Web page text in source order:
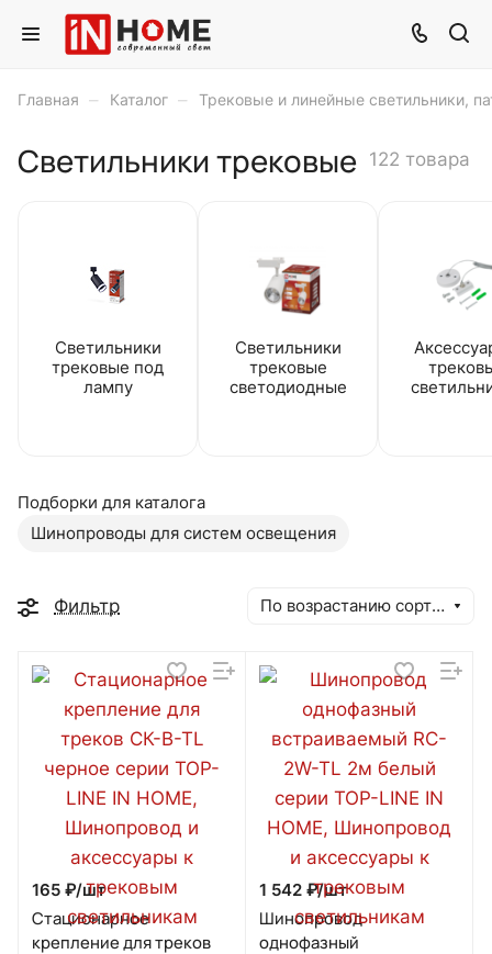
Главная – Каталог – Трековые и линейные светильники,
Светильники трековые 122 товара
Светильники
трековые под
лампу
Светильники
трековые
светодиодные
Подборки для каталога
Шинопроводы для систем освещения
Фильтр По возрастанию сортировки
165 ₽/шт
Стационарное
крепление для треков
1 542 ₽/шт
Шинопровод
однофазный